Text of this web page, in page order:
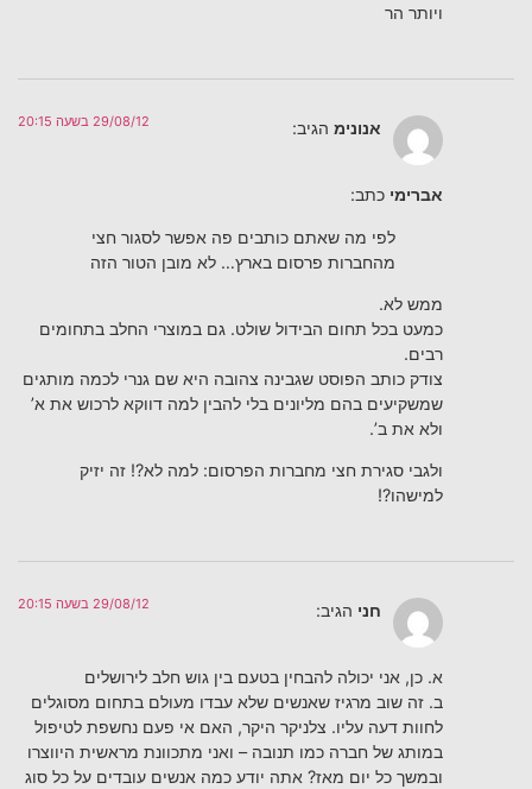
ויותר הר
אנונימ הגיב: 29/08/12 בשעה 20:15
אברימי כתב:
לפי מה שאתם כותבים פה אפשר לסגור חצי
מהחברות פרסום בארץ… לא מובן הטור הזה
ממש לא.
כמעט בכל תחום הבידול שולט. גם במוצרי החלב בתחומים
רבים.
צודק כותב הפוסט שגבינה צהובה היא שם גנרי לכמה מותגים
שמשקיעים בהם מליונים בלי להבין למה דווקא לרכוש את א’
ולא את ב’.
ולגבי סגירת חצי מחברות הפרסום: למה לא?! זה יזיק
למישהו?!
חני הגיב: 29/08/12 בשעה 20:15
א. כן, אני יכולה להבחין בטעם בין גוש חלב לירושלים
ב. זה שוב מרגיז שאנשים שלא עבדו מעולם בתחום מסוגלים
לחוות דעה עליו. צלניקר היקר, האם אי פעם נחשפת לטיפול
במותג של חברה כמו תנובה – ואני מתכוונת מראשית היווצרו
ובמשך כל יום מאז? אתה יודע כמה אנשים עובדים על כל סוג